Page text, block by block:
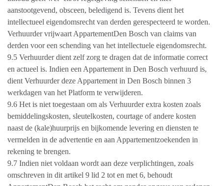
aanstootgevend, obsceen, beledigend is. Tevens dient het
intellectueel eigendomsrecht van derden gerespecteerd te worden.
Verhuurder vrijwaart AppartementDen Bosch van claims van
derden voor een schending van het intellectuele eigendomsrecht.
9.5 Verhuurder dient zelf zorg te dragen dat de informatie correct
en actueel is. Indien een Appartement in Den Bosch verhuurd is,
dient Verhuurder deze Appartement in Den Bosch binnen 3
werkdagen van het Platform te verwijderen.
9.6 Het is niet toegestaan om als Verhuurder extra kosten zoals
bemiddelingskosten, sleutelkosten, courtage of andere kosten
naast de (kale)huurprijs en bijkomende levering en diensten te
vermelden in de advertentie en aan Appartementzoekenden in
rekening te brengen.
9.7 Indien niet voldaan wordt aan deze verplichtingen, zoals
omschreven in dit artikel 9 lid 2 tot en met 6, behoudt